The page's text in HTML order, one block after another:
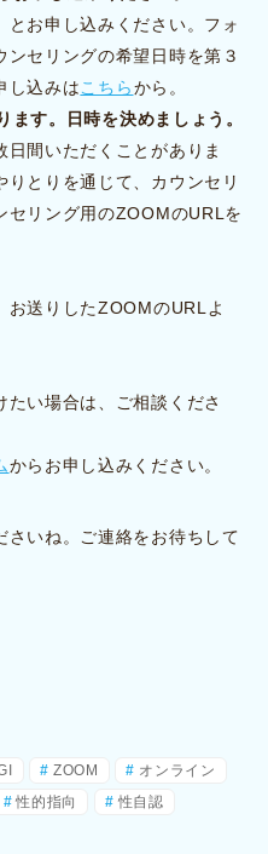
とお申し込みください。フォ
セリングの希望日時を第３
し込みはこちらから。
ます。日時を決めましょう。
間いただくことがありま
とりを通じて、カウンセリ
セリング用のZOOMのURLを
お送りしたZOOMのURLよ
い場合は、ご相談くださ
からお申し込みください。
さいね。ご連絡をお待ちして
ZOOM
オンライン
性的指向
性自認